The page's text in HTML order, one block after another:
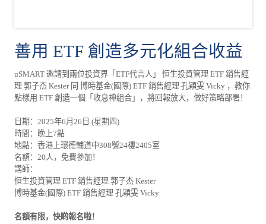
善用 ETF 創造多元化組合收益
uSMART 邀請到兩位投資界「ETF代言人」 恒生投資管理 ETF 銷售經
理 郭子杰 Kester 同 博時基金(國際) ETF 銷售經理 孔穎雯 Vicky ，教你
點樣用 ETF 創造一個「收息神組合」，將回報放大，做好策略部署！
日期：2025年6月26日 (星期四)
時間：晚上7點
地點：香港上環德輔道中308號24樓2405室
名額：20人，免費參加！
講師：
恒生投資管理 ETF 銷售經理 郭子杰 Kester
博時基金(國際) ETF 銷售經理 孔穎雯 Vicky
名額有限，快啲報名啦！